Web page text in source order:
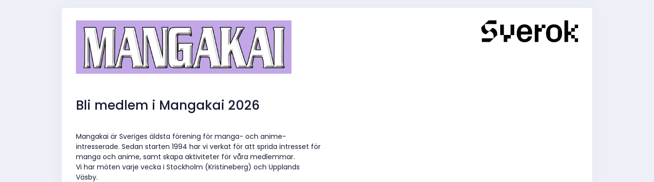
Bli medlem i Mangakai 2026
Mangakai är Sveriges äldsta förening för manga- och anime-
intresserade. Sedan starten 1994 har vi verkat för att sprida intresset för
manga och anime, samt skapa aktiviteter för våra medlemmar.
Vi har möten varje vecka i Stockholm (Kristineberg) och Upplands
Väsby.